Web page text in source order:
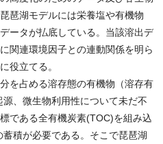
琶湖モデルには栄養塩や有機物
ータが払底している。当該溶出デ
関連環境因子との連動関係を明ら
役立てる。
を占める溶存態の有機物（溶存有
、微生物利用性について未だ不
である全有機炭素(TOC)を組み込
積が必要である。そこで琵琶湖